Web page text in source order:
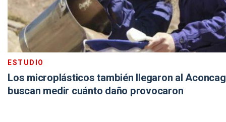
ESTUDIO
Los microplásticos también llegaron al
buscan medir cuánto daño provocaron